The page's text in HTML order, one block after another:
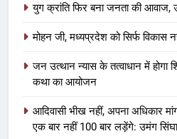
युग क्रांति फिर बना जनता की आवाज,
मोहन जी, मध्यप्रदेश को सिर्फ विकास
जन उत्थान न्यास के तत्वाधान में होगा
कथा का आयोजन
आदिवासी भीख नहीं, अपना अधिकार
एक बार नहीं 100 बार लड़ेंगे: उमंग